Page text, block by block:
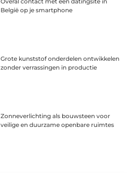
België op je smartphone
Grote kunststof onderdelen ontwikkelen
zonder verrassingen in productie
Zonneverlichting als bouwsteen voor
veilige en duurzame openbare ruimtes